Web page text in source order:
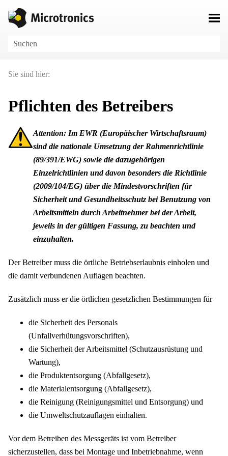
Zu Hauptinhalt springen
Sie sind hier:
Pflichten des Betreibers
Attention: Im EWR (Europäischer Wirtschaftsraum)
sind die nationale Umsetzung der Rahmenrichtlinie
(89/391/EWG) sowie die dazugehörigen
Einzelrichtlinien und davon besonders die Richtlinie
(2009/104/EG) über die Mindestvorschriften für
Sicherheit und Gesundheitsschutz bei Benutzung von
Arbeitsmitteln durch Arbeitnehmer bei der Arbeit,
jeweils in der gültigen Fassung, zu beachten und
einzuhalten.
Der Betreiber muss die örtliche Betriebserlaubnis einholen und
die damit verbundenen Auflagen beachten.
Zusätzlich muss er die örtlichen gesetzlichen Bestimmungen für
die Sicherheit des Personals
(Unfallverhütungsvorschriften),
die Sicherheit der Arbeitsmittel (Schutzausrüstung und
Wartung),
die Produktentsorgung (Abfallgesetz),
die Materialentsorgung (Abfallgesetz),
die Reinigung (Reinigungsmittel und Entsorgung) und
die Umweltschutzauflagen einhalten.
Vor dem Betreiben des Messgeräts ist vom Betreiber
sicherzustellen, dass bei Montage und Inbetriebnahme, wenn